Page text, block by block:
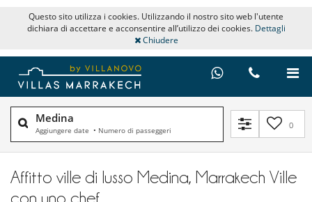
Questo sito utilizza i cookies. Utilizzando il nostro sito web l'utente
dichiara di accettare e acconsentire all’utilizzo dei cookies. Dettagli
Chiudere
Medina
Aggiungere date • Numero di passeggeri 0
Affitto ville di lusso Medina, Marrakech Ville
con uno chef